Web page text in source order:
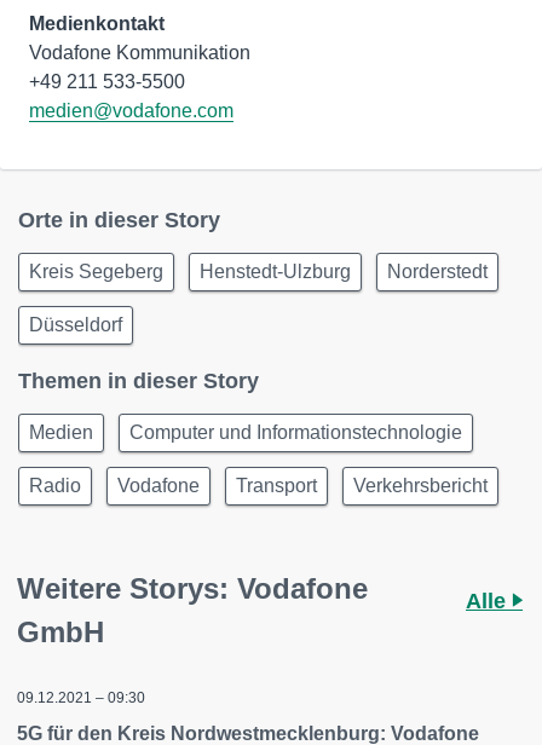
Medienkontakt
Vodafone Kommunikation
medien@vodafone.com
Orte in dieser Story
Kreis Segeberg Henstedt-Ulzburg Norderstedt
Düsseldorf
Themen in dieser Story
Medien Computer und Informationstechnologie
Radio Vodafone Transport Verkehrsbericht
Weitere Storys: Vodafone
GmbH
Alle
09.12.2021 – 09:30
5G für den Kreis Nordwestmecklenburg: Vodafone